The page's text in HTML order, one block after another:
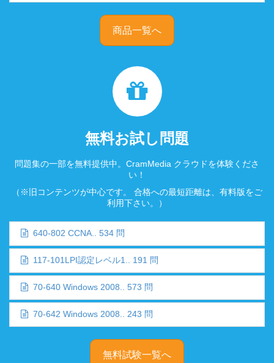
商品一覧へ
無料お試し問題
問題集の一部を無料提供中。CramMedia クラウドを体験くださ
い！
（※旧コンテンツが中心です。 合格への最短距離は、有料版をご
利用下さい。）
640-802 CCNA.. 534 問
117-101LPI認定レベル1.. 191 問
70-640 Windows 2008.. 573 問
70-642 Windows 2008.. 243 問
無料試験一覧へ